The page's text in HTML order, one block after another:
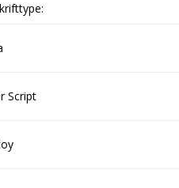
Script